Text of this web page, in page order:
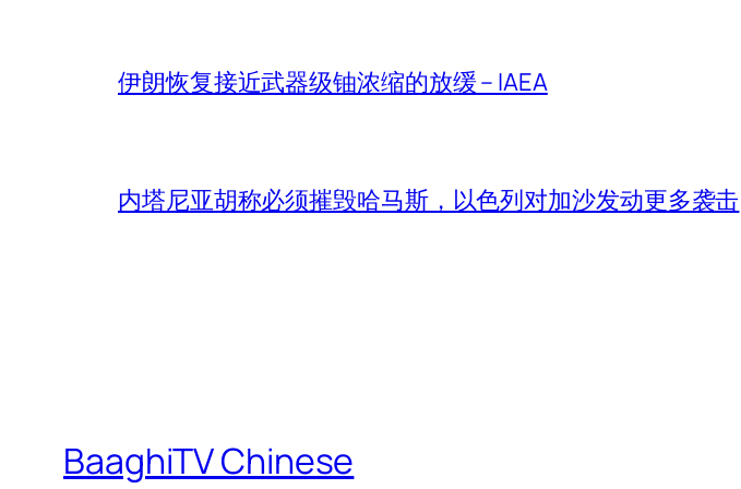
伊朗恢复接近武器级铀浓缩的放缓 – IAEA
内塔尼亚胡称必须摧毁哈马斯，以色列对加沙发动更多袭击
BaaghiTV Chinese